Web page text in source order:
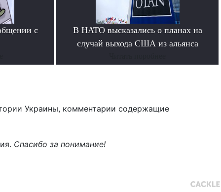
с
В НАТО высказались о планах на
случай выхода США из альянса
Украины, комментарии содержащие
Спасибо за понимание!